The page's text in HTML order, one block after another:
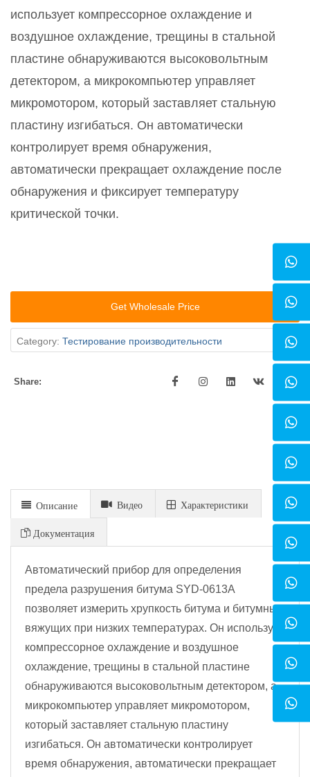
использует компрессорное охлаждение и
воздушное охлаждение, трещины в стальной
пластине обнаруживаются высоковольтным
детектором, а микрокомпьютер управляет
микромотором, который заставляет стальную
пластину изгибаться. Он автоматически
контролирует время обнаружения,
автоматически прекращает охлаждение после
обнаружения и фиксирует температуру
критической точки.
Get Wholesale Price
Category: Тестирование производительности
Share:
Описание Видео Xарактеристики
Документация
Автоматический прибор для определения
предела разрушения битума SYD-0613A
позволяет измерить хрупкость битума и битумных
вяжущих при низких температурах. Он использует
компрессорное охлаждение и воздушное
охлаждение, трещины в стальной пластине
обнаруживаются высоковольтным детектором, а
микрокомпьютер управляет микромотором,
который заставляет стальную пластину
изгибаться. Он автоматически контролирует
время обнаружения, автоматически прекращает